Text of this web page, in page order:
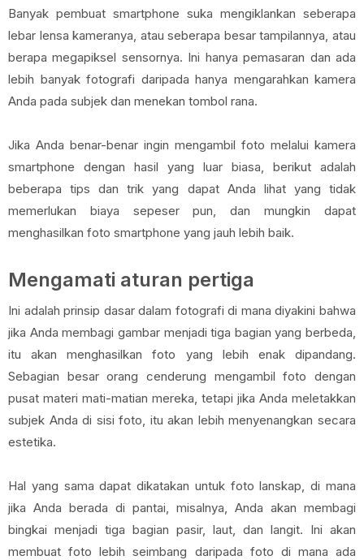
Banyak pembuat smartphone suka mengiklankan seberapa
lebar lensa kameranya, atau seberapa besar tampilannya, atau
berapa megapiksel sensornya. Ini hanya pemasaran dan ada
lebih banyak fotografi daripada hanya mengarahkan kamera
Anda pada subjek dan menekan tombol rana.
Jika Anda benar-benar ingin mengambil foto melalui kamera
smartphone dengan hasil yang luar biasa, berikut adalah
beberapa tips dan trik yang dapat Anda lihat yang tidak
memerlukan biaya sepeser pun, dan mungkin dapat
menghasilkan foto smartphone yang jauh lebih baik.
Mengamati aturan pertiga
Ini adalah prinsip dasar dalam fotografi di mana diyakini bahwa
jika Anda membagi gambar menjadi tiga bagian yang berbeda,
itu akan menghasilkan foto yang lebih enak dipandang.
Sebagian besar orang cenderung mengambil foto dengan
pusat materi mati-matian mereka, tetapi jika Anda meletakkan
subjek Anda di sisi foto, itu akan lebih menyenangkan secara
estetika.
Hal yang sama dapat dikatakan untuk foto lanskap, di mana
jika Anda berada di pantai, misalnya, Anda akan membagi
bingkai menjadi tiga bagian pasir, laut, dan langit. Ini akan
membuat foto lebih seimbang daripada foto di mana ada